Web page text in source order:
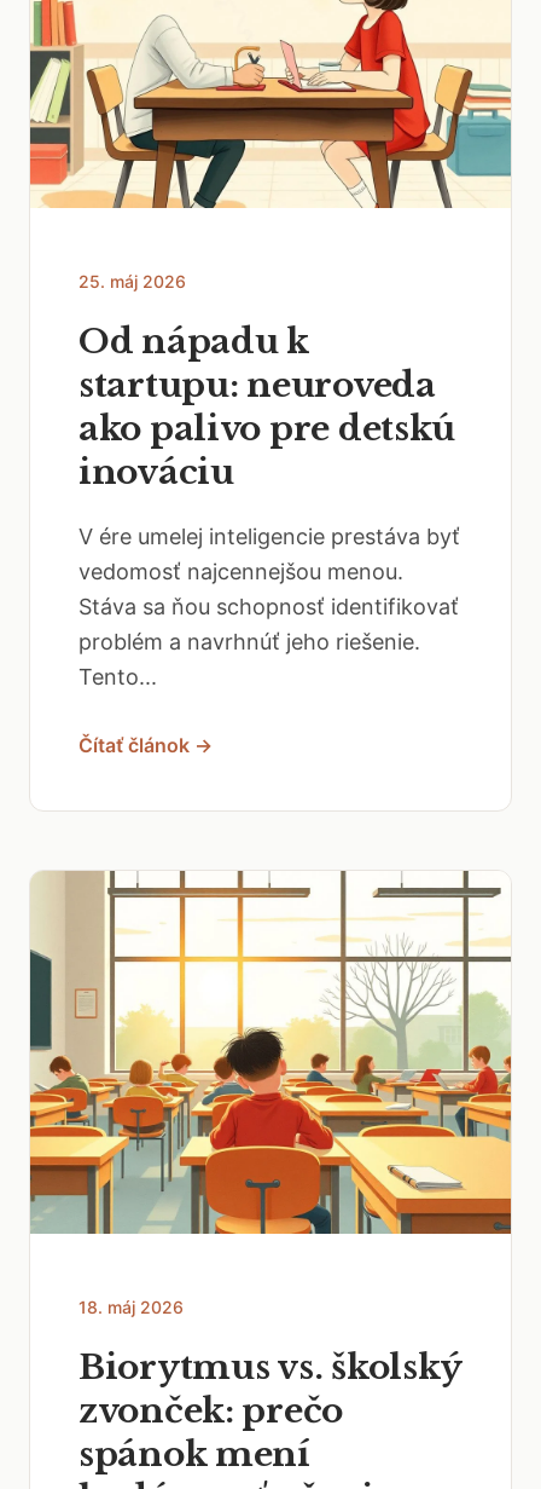
25. máj 2026
Od nápadu k
startupu: neuroveda
ako palivo pre detskú
inováciu
V ére umelej inteligencie prestáva byť
vedomosť najcennejšou menou.
Stáva sa ňou schopnosť identifikovať
problém a navrhnúť jeho riešenie.
Tento...
Čítať článok →
18. máj 2026
Biorytmus vs. školský
zvonček: prečo
spánok mení